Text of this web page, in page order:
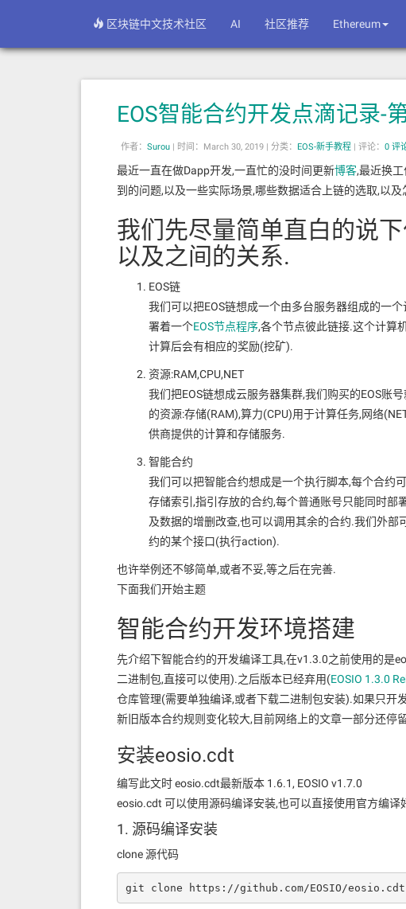
区块链中文技术社区 AI 社区推荐 Ethereum
EOS智能合约开发点滴记录-
作者： Surou | 时间：March 30, 2019 | 分类： EOS-新手教程 | 评论： 0 评
最近一直在做Dapp开发,一直忙的没时间更新博客,最近换
到的问题,以及一些实际场景,哪些数据适合上链的选取,以
我们先尽量简单直白的说
以及之间的关系.
EOS链
我们可以把EOS链想成一个由多台服务器组成的一
署着一个EOS节点程序,各个节点彼此链接.这个计算
计算后会有相应的奖励(挖矿).
资源:RAM,CPU,NET
我们把EOS链想成云服务器集群,我们购买的EOS账
的资源:存储(RAM),算力(CPU)用于计算任务,网络
供商提供的计算和存储服务.
智能合约
我们可以把智能合约想成是一个执行脚本,每个合约
存储索引,指引存放的合约,每个普通账号只能同时部
及数据的增删改查,也可以调用其余的合约.我们外
约的某个接口(执行action).
也许举例还不够简单,或者不妥,等之后在完善.
下面我们开始主题
智能合约开发环境搭建
先介绍下智能合约的开发编译工具,在v1.3.0之前使用的是
二进制包,直接可以使用).之后版本已经弃用(EOSIO 1.3.0
仓库管理(需要单独编译,或者下载二进制包安装).如果只开
新旧版本合约规则变化较大,目前网络上的文章一部分还停
安装eosio.cdt
编写此文时 eosio.cdt最新版本 1.6.1, EOSIO v1.7.0
eosio.cdt 可以使用源码编译安装,也可以直接使用官方编译
1. 源码编译安装
clone 源代码
git clone https://github.com/EOSIO/eosio.cdt